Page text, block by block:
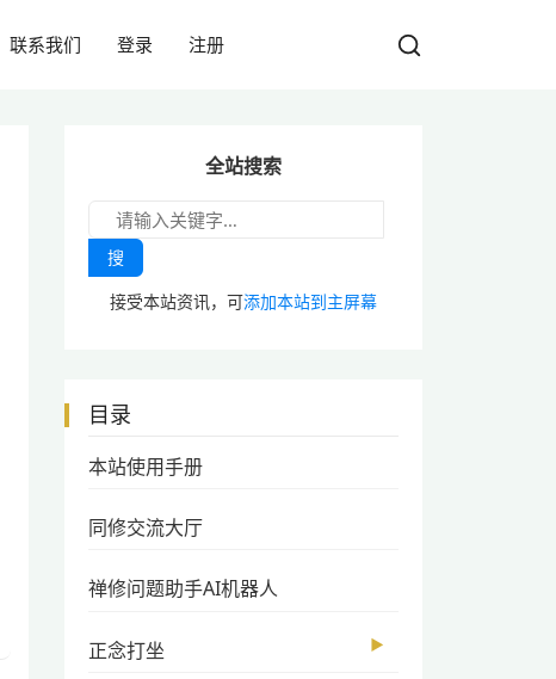
联系我们 登录 注册
全站搜索
搜
接受本站资讯，可添加本站到主屏幕
目录
本站使用手册
同修交流大厅
禅修问题助手AI机器人
正念打坐 ▶